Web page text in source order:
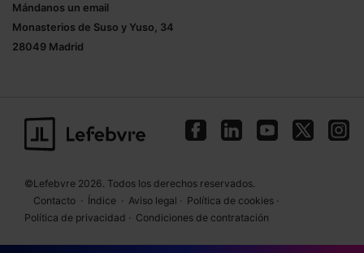
Mándanos un email
Monasterios de Suso y Yuso, 34
28049 Madrid
©Lefebvre 2026. Todos los derechos reservados.
Contacto · Índice · Aviso legal · Política de cookies ·
Política de privacidad · Condiciones de contratación